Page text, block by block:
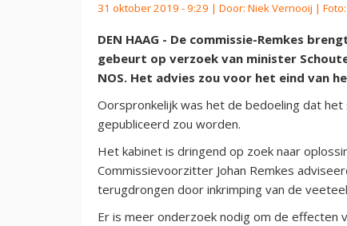
31 oktober 2019 - 9:29 | Door: Niek Vernooij |
DEN HAAG - De commissie-Remkes
gebeurt op verzoek van minister
NOS. Het advies zou voor het eind van
Oorspronkelijk was het de bedoeling dat
gepubliceerd zou worden.
Het kabinet is dringend op zoek naar
Commissievoorzitter Johan Remkes
terugdrongen door inkrimping van de
Er is meer onderzoek nodig om de